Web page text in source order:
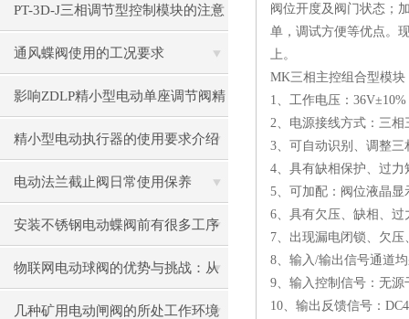
自动化中的应用
PT-3D-J三相调节型控制模块的注意
事项
通风蝶阀使用的工况要求
影响ZDLP精小型电动单座调节阀精
度的因素
精小型电动执行器的使用要求介绍
电动法兰截止阀日常使用保养
安装不锈钢电动蝶阀前有很多工序
你了解几个
物联网电动球阀的优势与挑战：从
设计到应用
几种矿用电动闸阀的所处工作环境
阀位开度及阀门状态；
单，调试方便等优点。
上。
MK三相主控组合型模块
1、工作电压：
2、电源接线方式：三
3、可自动识别、调整
4、具有缺相保护、过
5、可加配：阀位液晶显
6、具有欠压、缺相、
7、出现漏电闭锁、欠
8、输入/输出信号通道
9、输入控制信号：无源
10、输出反馈信号：